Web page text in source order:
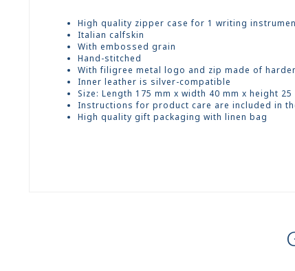
High quality zipper case for 1 writing
Italian calfskin
With embossed grain
Hand-stitched
With filigree metal logo and zip made of
Inner leather is silver-compatible
Size: Length 175 mm x width 40 mm x height 25
Instructions for product care are included in
High quality gift packaging with linen bag